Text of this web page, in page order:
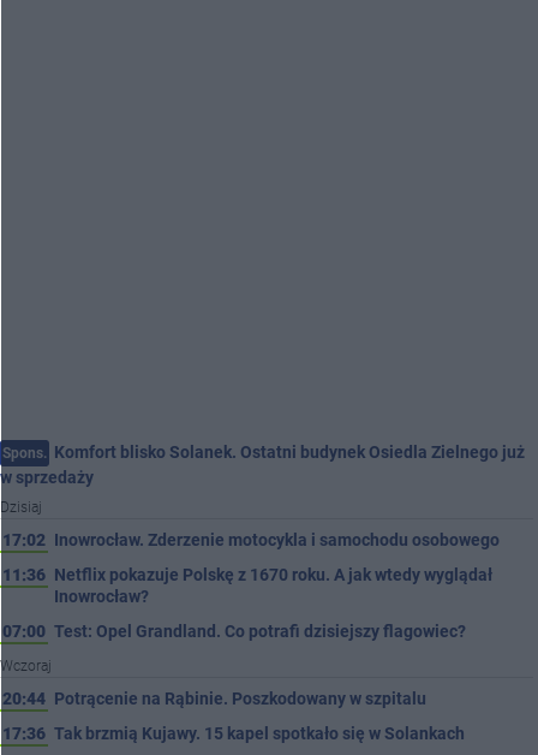
Spons. Komfort blisko Solanek. Ostatni budynek Osiedla Zielnego już
w sprzedaży
Dzisiaj
17:02 Inowrocław. Zderzenie motocykla i samochodu osobowego
11:36 Netflix pokazuje Polskę z 1670 roku. A jak wtedy wyglądał
Inowrocław?
07:00 Test: Opel Grandland. Co potrafi dzisiejszy flagowiec?
Wczoraj
20:44 Potrącenie na Rąbinie. Poszkodowany w szpitalu
17:36 Tak brzmią Kujawy. 15 kapel spotkało się w Solankach